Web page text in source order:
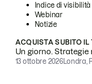
Indice di visibilità
Webinar
Notizie
ACQUISTA SUBITO IL
Un giorno.
13 ottobre 2026Londra,